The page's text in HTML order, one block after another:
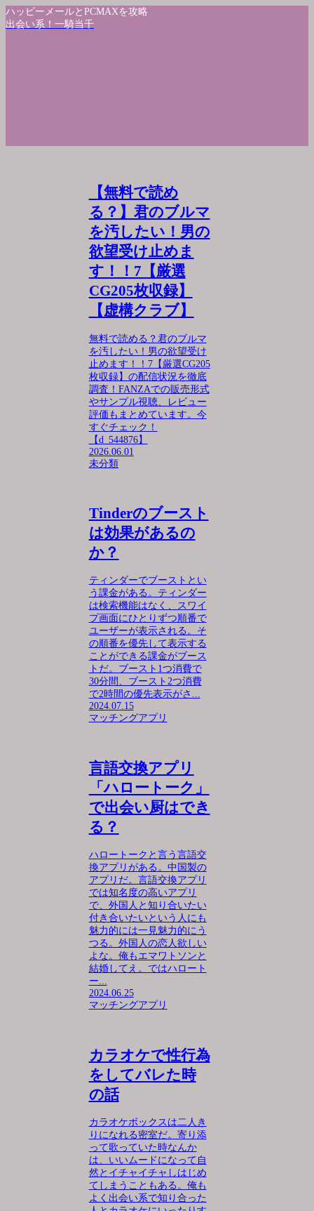
ハッピーメールとPCMAXを攻略
出会い系！一騎当千
【無料で読め
る？】君のブルマ
を汚したい！男の
欲望受け止めま
す！！7【厳選
CG205枚収録】
【虚構クラブ】
無料で読める？君のブルマ
を汚したい！男の欲望受け
止めます！！7【厳選CG205
枚収録】の配信状況を徹底
調査！FANZAでの販売形式
やサンプル視聴、レビュー
評価もまとめています。今
すぐチェック！
【d_544876】
2026.06.01
未分類
Tinderのブースト
は効果があるの
か？
ティンダーでブーストとい
う課金がある。ティンダー
は検索機能はなく、スワイ
プ画面にひとりずつ順番で
ユーザーが表示される。そ
の順番を優先して表示する
ことができる課金がブース
トだ。ブースト1つ消費で
30分間、ブースト2つ消費
で2時間の優先表示がさ...
2024.07.15
マッチングアプリ
言語交換アプリ
「ハロートーク」
で出会い厨はでき
る？
ハロートークと言う言語交
換アプリがある。中国製の
アプリだ。言語交換アプリ
では知名度の高いアプリ
で、外国人と知り合いたい
付き合いたいという人にも
魅力的には一見魅力的にう
つる。外国人の恋人欲しい
よな。俺もエマワトソンと
結婚してえ。ではハロート
ー...
2024.06.25
マッチングアプリ
カラオケで性行為
をしてバレた時
の話
カラオケボックスは二人き
りになれる密室だ。寄り添
って歌っていた時なんか
は、いいムードになって自
然とイチャイチャしはじめ
てしまうこともある。俺も
よく出会い系で知り合った